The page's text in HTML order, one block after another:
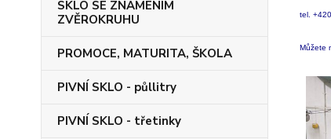
SKLO SE ZNAMENÍM
ZVĚROKRUHU
PROMOCE, MATURITA, ŠKOLA
PIVNÍ SKLO - půllitry
PIVNÍ SKLO - třetinky
tel.
Můžete